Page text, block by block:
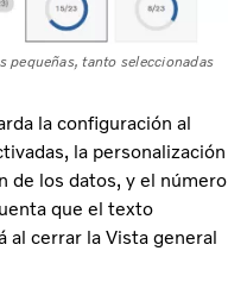
pequeñas, tanto seleccionadas
la configuración al
la personalización
de los datos, y el número
que el texto
al cerrar la Vista general